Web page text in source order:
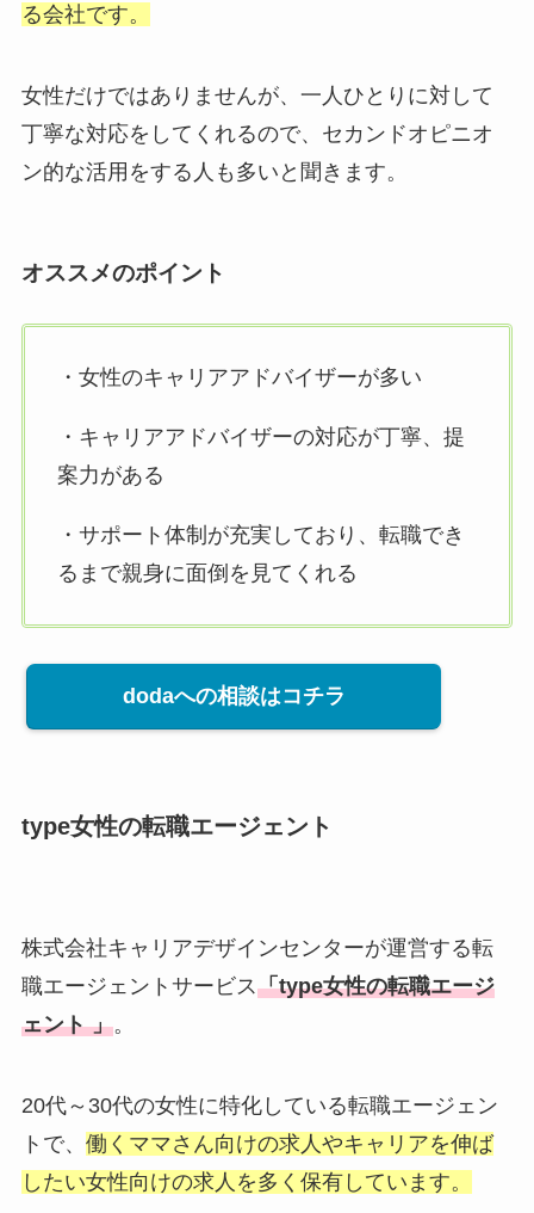
る会社です。
女性だけではありませんが、一人ひとりに対して
丁寧な対応をしてくれるので、セカンドオピニオ
ン的な活用をする人も多いと聞きます。
オススメのポイント
・女性のキャリアアドバイザーが多い
・キャリアアドバイザーの対応が丁寧、提
案力がある
・サポート体制が充実しており、転職でき
るまで親身に面倒を見てくれる
dodaへの相談はコチラ
type女性の転職エージェント
株式会社キャリアデザインセンターが運営する転
職エージェントサービス「type女性の転職エージ
ェント 」。
20代～30代の女性に特化している転職エージェン
トで、 働くママさん向けの求人やキャリアを伸ば
したい女性向けの求人を多く保有しています。